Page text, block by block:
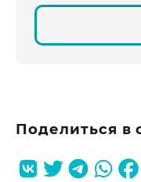
Поделиться в